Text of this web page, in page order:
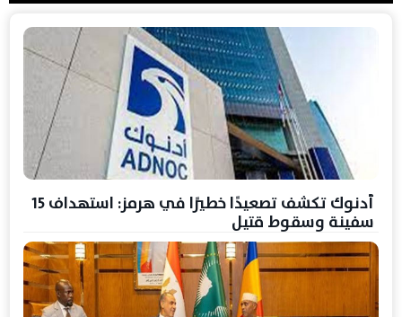
أدنوك تكشف تصعيدًا خطيرًا في هرمز: استهداف 15
سفينة وسقوط قتيل